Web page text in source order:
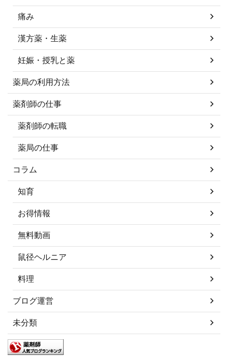
痛み
漢方薬・生薬
妊娠・授乳と薬
薬局の利用方法
薬剤師の仕事
薬剤師の転職
薬局の仕事
コラム
知育
お得情報
無料動画
鼠径ヘルニア
料理
ブログ運営
未分類